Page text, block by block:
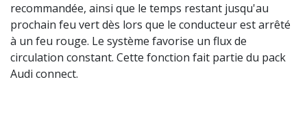
recommandée, ainsi que le temps restant jusqu'au
prochain feu vert dès lors que le conducteur est arrêté
à un feu rouge. Le système favorise un flux de
circulation constant. Cette fonction fait partie du pack
Audi connect.